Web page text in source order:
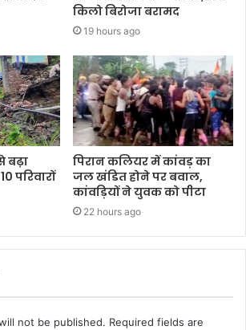
किलो बिरोजा बरामद
19 hours ago
बढ़ा
परिवारों
पिरान कलियर में कांवड़ का
जल खंडित होने पर बवाल,
कांवड़ियों ने युवक को पीटा
22 hours ago
not be published. Required fields are